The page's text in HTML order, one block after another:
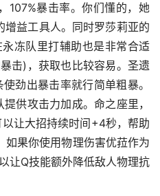
107%暴击率。你们懂的，她
增益工具人。同时罗莎莉亚的
冻队里打辅助也是非常合适
击)，获取也比较容易。圣遗
劲出暴击率就行简单粗暴。
供攻击力加成。命之座里，
让大招持续时间+4秒，帮助
如果你使用物理伤害优菈作为
让Q技能额外降低敌人物理抗